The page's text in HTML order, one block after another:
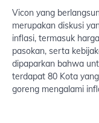
Vicon yang
merupakan diskusi
inflasi, termasuk
pasokan, serta
dipaparkan bahwa
terdapat 80 Kota
goreng mengalami